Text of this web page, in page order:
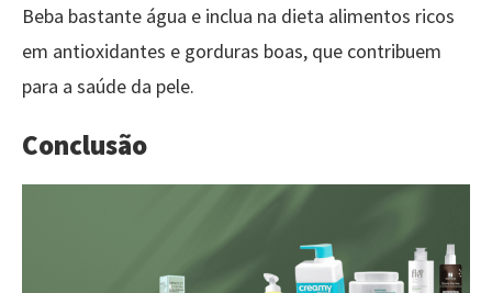
Beba bastante água e inclua na dieta alimentos ricos
em antioxidantes e gorduras boas, que contribuem
para a saúde da pele.
Conclusão